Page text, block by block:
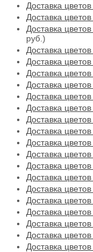
Доставка
Доставка
Доставка
руб.)
Доставка
Доставка
Доставка
Доставка
Доставка
Доставка
Доставка
Доставка
Доставка
Доставка
Доставка
Доставка
Доставка
Доставка
Доставка
Доставка
Доставка
Доставка